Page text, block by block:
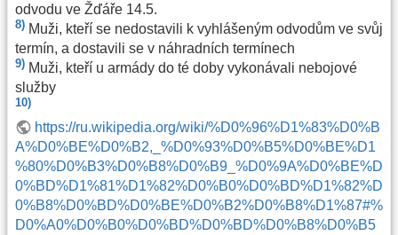
odvodu ve Žďáře 14.5.
8) Muži, kteří se nedostavili k vyhlášeným odvodům ve svůj
termín, a dostavili se v náhradních termínech
9) Muži, kteří u armády do té doby vykonávali nebojové
služby
10)
https://ru.wikipedia.org/wiki/%D0%96%D1%83%D0%B
A%D0%BE%D0%B2,_%D0%93%D0%B5%D0%BE%D1
%80%D0%B3%D0%B8%D0%B9_%D0%9A%D0%BE%D
0%BD%D1%81%D1%82%D0%B0%D0%BD%D1%82%D
0%B8%D0%BD%D0%BE%D0%B2%D0%B8%D1%87#%
D0%A0%D0%B0%D0%BD%D0%BD%D0%B8%D0%B5